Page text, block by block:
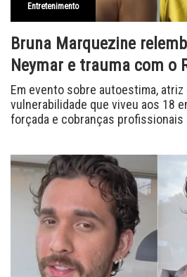
Entretenimento
Bruna Marquezine
Neymar e trauma com o
Em evento sobre autoestima, atriz
vulnerabilidade que viveu aos 18
forçada e cobranças profissionais